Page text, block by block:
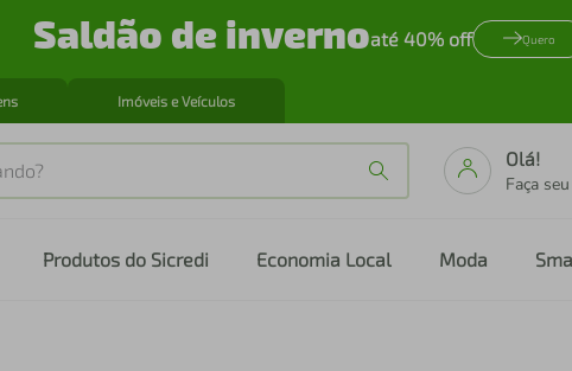
Saldão de invernoaté 40% off Quero
Imóveis e Veículos
Olá!
Faça seu
Produtos do Sicredi Economia Local Moda